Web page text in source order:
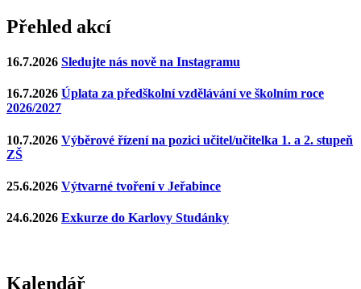
Přehled akcí
16.7.2026 Sledujte nás nově na Instagramu
16.7.2026 Úplata za předškolní vzdělávání ve školním roce
2026/2027
10.7.2026 Výběrové řízení na pozici učitel/učitelka 1. a 2. stupeň
ZŠ
25.6.2026 Výtvarné tvoření v Jeřabince
24.6.2026 Exkurze do Karlovy Studánky
Kalendář